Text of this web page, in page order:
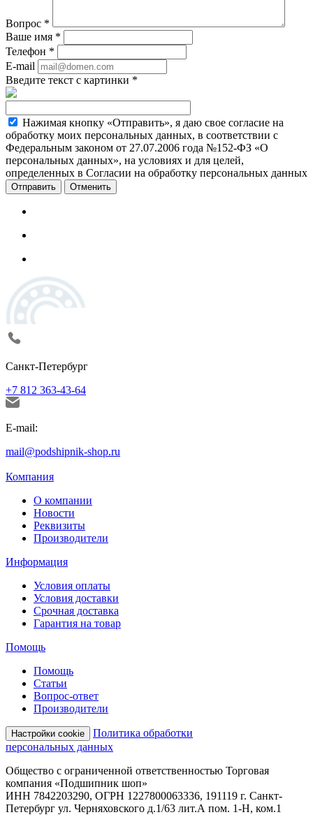
Вопрос *
Ваше имя *
Телефон *
E-mail
Введите текст с картинки *
Нажимая кнопку «Отправить», я даю свое согласие на
обработку моих персональных данных, в соответствии с
Федеральным законом от 27.07.2006 года №152-ФЗ «О
персональных данных», на условиях и для целей,
определенных в Согласии на обработку персональных данных
Отменить
Санкт-Петербург
+7 812 363-43-64
E-mail:
mail@podshipnik-shop.ru
Компания
О компании
Новости
Реквизиты
Производители
Информация
Условия оплаты
Условия доставки
Срочная доставка
Гарантия на товар
Помощь
Помощь
Статьи
Вопрос-ответ
Производители
Настройки cookie
Политика обработки
персональных данных
Общество с ограниченной ответственностью Торговая
компания «Подшипник шоп»
ИНН 7842203290, ОГРН 1227800063336, 191119 г. Санкт-
Петербург ул. Черняховского д.1/63 лит.А пом. 1-Н, ком.1